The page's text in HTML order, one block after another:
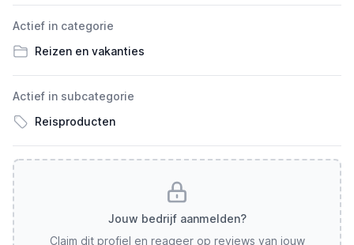
Actief in categorie
Reizen en vakanties
Actief in subcategorie
Reisproducten
Jouw bedrijf aanmelden?
Claim dit profiel en reageer op reviews van jouw